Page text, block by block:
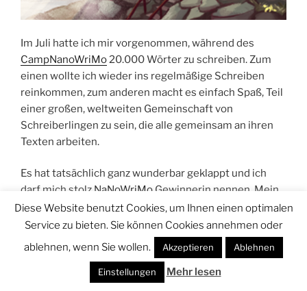
Im Juli hatte ich mir vorgenommen, während des
CampNanoWriMo20.000 Wörter zu schreiben. Zum
einen wollte ich wieder ins regelmäßige Schreiben
reinkommen, zum anderen macht es einfach Spaß, Teil
einer großen, weltweiten Gemeinschaft von
Schreiberlingen zu sein, die alle gemeinsam an ihren
Texten arbeiten.
Es hat tatsächlich ganz wunderbar geklappt und ich
darf mich stolz NaNoWriMo Gewinnerin nennen. Mein
Ziel war, jeden Tag (mindestens) 1000 Wörter zu
schreiben (Montag bis Freitag) und am Wochenende ist
frei. Das ist ein guter Schreibrhythmus, der für mich
prima funktioniert. Nicht zu viel und nicht zu wenig.
Diese Website benutzt Cookies, um Ihnen einen optimalen
Service zu bieten. Sie können Cookies annehmen oder
ablehnen, wenn Sie wollen.
Akzeptieren Ablehnen
Einstellungen Mehr lesen